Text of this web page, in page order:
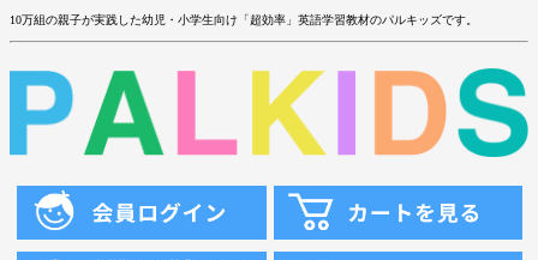
10万組の親子が実践した幼児・小学生向け「超効率」英語学習教材のパルキッズです。